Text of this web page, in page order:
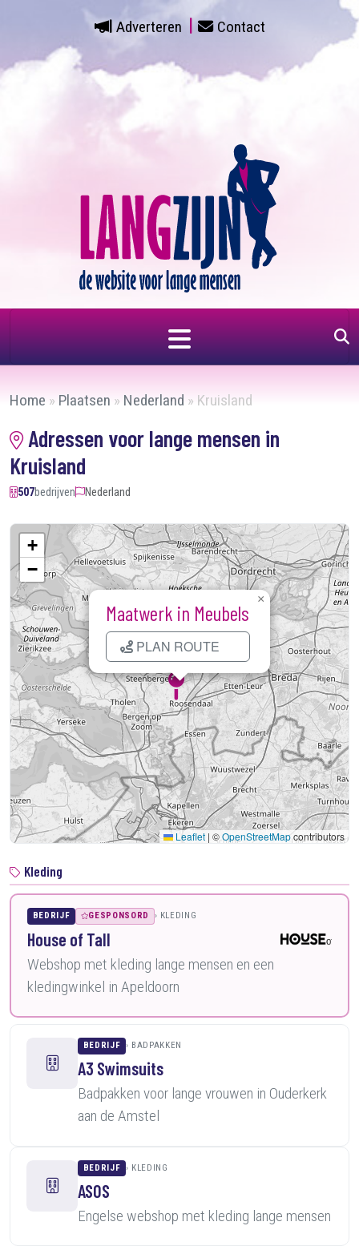
Adverteren Contact
Home » Plaatsen » Nederland » Kruisland
Adressen voor lange mensen in
Kruisland
507bedrijven Nederland
Kaart laden...
Maatwerk in Meubels
PLAN ROUTE
×
+
−
Leaflet | ©OpenStreetMapcontributors
Kleding
BEDRIJF GESPONSORD KLEDING
House of Tall
Webshop met kleding lange mensen en een
kledingwinkel in Apeldoorn
BEDRIJF BADPAKKEN
A3 Swimsuits
Badpakken voor lange vrouwen in Ouderkerk
aan de Amstel
BEDRIJF KLEDING
ASOS
Engelse webshop met kleding lange mensen